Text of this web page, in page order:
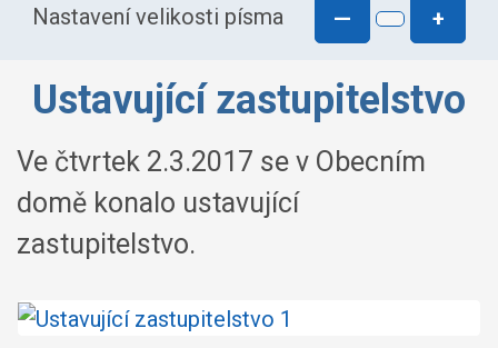
Nastavení velikosti písma — +
Ustavující zastupitelstvo
Ve čtvrtek 2.3.2017 se v Obecním
domě konalo ustavující
zastupitelstvo.